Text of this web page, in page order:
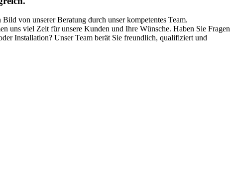
von unserer Beratung durch unser kompetentes Team.
uns viel Zeit für unsere Kunden und Ihre Wünsche. Haben Sie Fragen
Installation? Unser Team berät Sie freundlich, qualifiziert und